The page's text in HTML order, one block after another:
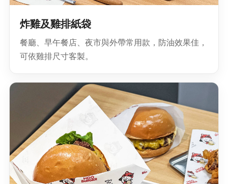
炸雞及雞排紙袋
餐廳、早午餐店、夜市與外帶常用款，防油效果佳，
可依雞排尺寸客製。